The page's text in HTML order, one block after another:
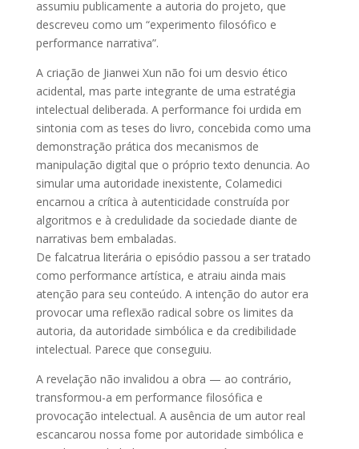
assumiu publicamente a autoria do projeto, que
descreveu como um “experimento filosófico e
performance narrativa”.
A criação de Jianwei Xun não foi um desvio ético
acidental, mas parte integrante de uma estratégia
intelectual deliberada. A performance foi urdida em
sintonia com as teses do livro, concebida como uma
demonstração prática dos mecanismos de
manipulação digital que o próprio texto denuncia. Ao
simular uma autoridade inexistente, Colamedici
encarnou a crítica à autenticidade construída por
algoritmos e à credulidade da sociedade diante de
narrativas bem embaladas.
De falcatrua literária o episódio passou a ser tratado
como performance artística, e atraiu ainda mais
atenção para seu conteúdo. A intenção do autor era
provocar uma reflexão radical sobre os limites da
autoria, da autoridade simbólica e da credibilidade
intelectual. Parece que conseguiu.
A revelação não invalidou a obra — ao contrário,
transformou-a em performance filosófica e
provocação intelectual. A ausência de um autor real
escancarou nossa fome por autoridade simbólica e